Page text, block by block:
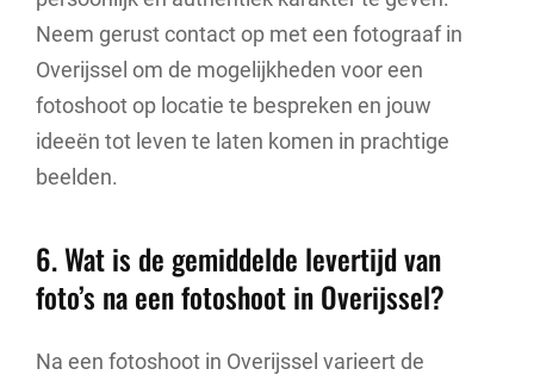
Neem gerust contact op met een fotograaf in
Overijssel om de mogelijkheden voor een
fotoshoot op locatie te bespreken en jouw
ideeën tot leven te laten komen in prachtige
beelden.
6. Wat is de gemiddelde levertijd van
foto’s na een fotoshoot in Overijssel?
Na een fotoshoot in Overijssel varieert de